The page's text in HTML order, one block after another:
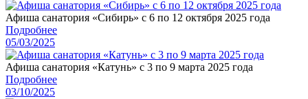
Афиша санатория «Сибирь» с 6 по 12 октября 2025 года
Подробнее
05/03/2025
Афиша санатория «Катунь» с 3 по 9 марта 2025 года
Подробнее
03/10/2025